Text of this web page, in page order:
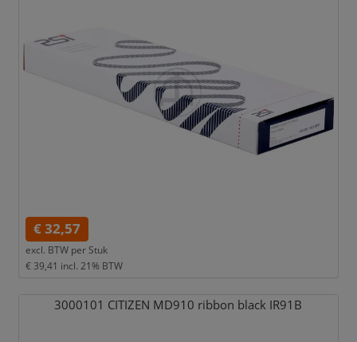
€ 32,57
excl. BTW per Stuk
€ 39,41 incl. 21% BTW
3000101 CITIZEN MD910 ribbon black IR91B